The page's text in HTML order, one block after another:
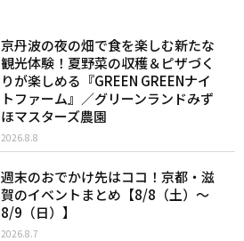
京丹波の夜の畑で食を楽しむ新たな
観光体験！夏野菜の収穫＆ピザづく
りが楽しめる『GREEN GREENナイ
トファーム』／グリーンランドみず
ほマスターズ農園
2026.8.8
週末のおでかけ先はココ！京都・滋
賀のイベントまとめ【8/8（土）〜
8/9（日）】
2026.8.7